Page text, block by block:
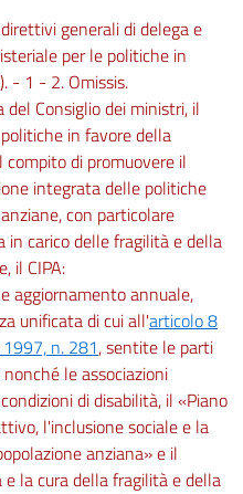
generali di delega e
per le politiche in
- 1 - 2. Omissis.
Consiglio dei ministri, il
in favore della
compito di promuovere il
integrata delle politiche
con particolare
in carico delle fragilità e della
il CIPA:
aggiornamento annuale,
unificata di cui all'articolo 8
n. 281, sentite le parti
le associazioni
di disabilità, il «Piano
l'inclusione sociale e la
anziana» e il
la cura della fragilità e della